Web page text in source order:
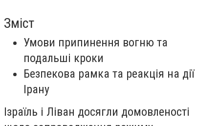
Зміст
Умови припинення вогню та
подальші кроки
Безпекова рамка та реакція на дії
Ірану
Ізраїль і Ліван досягли домовленості